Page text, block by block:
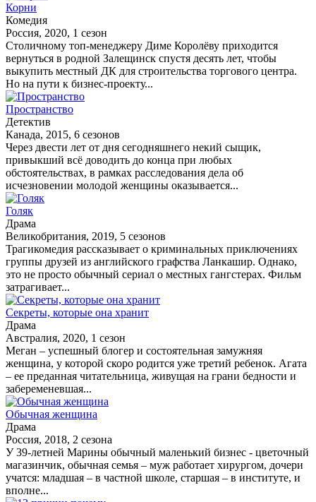
Корни
Комедия
Россия, 2020, 1 сезон
Столичному топ-менеджеру Диме Королёву приходится
вернуться в родной Залещинск спустя десять лет, чтобы
выкупить местный ДК для строительства торгового центра.
Но на пути к бизнес-проекту...
Пространство
Детектив
Канада, 2015, 6 сезонов
Через двести лет от дня сегодняшнего некий сыщик,
привыкший всё доводить до конца при любых
обстоятельствах, в рамках расследования дела об
исчезновении молодой женщины оказывается...
Голяк
Драма
Великобритания, 2019, 5 сезонов
Трагикомедия рассказывает о криминальных приключениях
группы друзей из английского графства Ланкашир. Однако,
это не просто обычный сериал о местных гангстерах. Фильм
затрагивает...
Секреты, которые она хранит
Драма
Австралия, 2020, 1 сезон
Меган – успешный блогер и состоятельная замужняя
женщина, у которой скоро родится уже третий ребенок. Агата
– ее преданная читательница, живущая на грани бедности и
забеременевшая...
Обычная женщина
Драма
Россия, 2018, 2 сезона
У 39-летней Марины обычный маленький бизнес - цветочный
магазинчик, обычная семья – муж работает хирургом, дочери
учатся: младшая – в частной школе, старшая – в институте, и
вполне...